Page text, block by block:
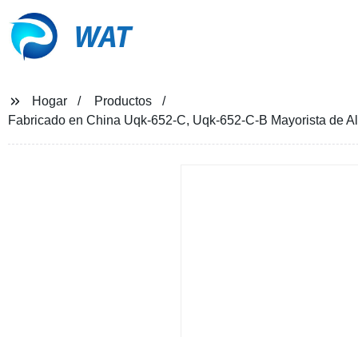
WAT
Hogar
Productos
Fabricado en China Uqk-652-C, Uqk-652-C-B Mayorista de